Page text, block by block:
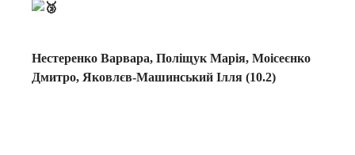
Нестеренко Варвара, Поліщук Марія, Моісеєнко
Дмитро, Яковлєв-Машинський Ілля (10.2)